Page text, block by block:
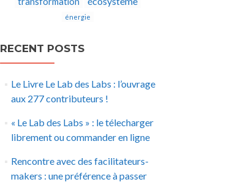
énergie
RECENT POSTS
Le Livre Le Lab des Labs : l’ouvrage
aux 277 contributeurs !
« Le Lab des Labs » : le télecharger
librement ou commander en ligne
Rencontre avec des facilitateurs-
makers : une préférence à passer